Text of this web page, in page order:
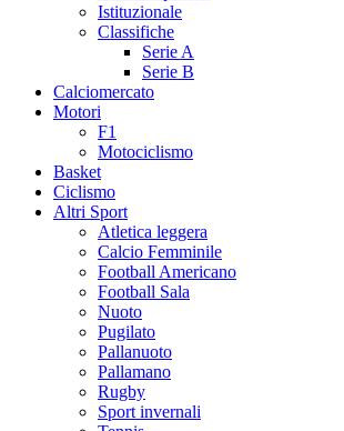
Istituzionale
Classifiche
Serie A
Serie B
Calciomercato
Motori
F1
Motociclismo
Basket
Ciclismo
Altri Sport
Atletica leggera
Calcio Femminile
Football Americano
Football Sala
Nuoto
Pugilato
Pallanuoto
Pallamano
Rugby
Sport invernali